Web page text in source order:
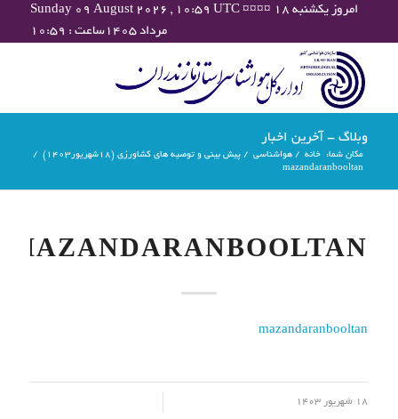
Sunday 09 August 2026 , 10:59 UTC ¤¤¤¤ امروز یکشنبه ۱۸
مرداد ۱۴۰۵ساعت : ۱۰:۵۹
وبلاگ - آخرین اخبار
مکان شما: خانه / هواشناسی / پیش بینی و توصیه های کشاورزی (18شهریور۱۴۰۳)
/
mazandaranbooltan
MAZANDARANBOOLTAN
mazandaranbooltan
18 شهریور 1403